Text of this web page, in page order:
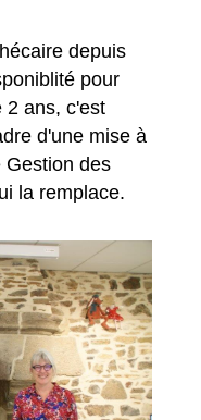
depuis
pour
2 ans, c'est
d'une mise à
Gestion des
la remplace.